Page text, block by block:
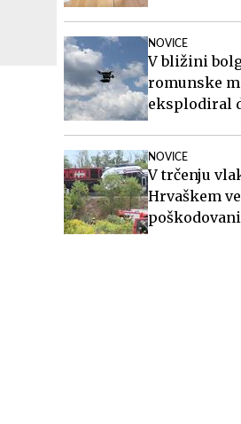
NOVICE
V bližini
romunske
eksplodiral
NOVICE
V trčenju
Hrvaškem